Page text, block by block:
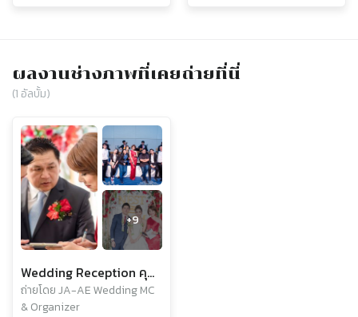
ผลงานช่างภาพที่เคยถ่ายที่นี่
(1 อัลบั้ม)
+9
Wedding Reception คุณเนสท์ & คุณบูม
ถ่ายโดย JA-AE Wedding MC
& Organizer